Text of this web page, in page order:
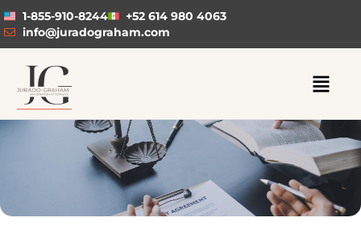
1-855-910-8244
+52 614 980 4063
info@juradograham.com